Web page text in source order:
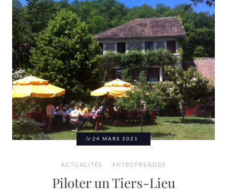
le 24 MARS 2021
ACTUALITÉS ENTREPRENDRE
Piloter un Tiers-Lieu